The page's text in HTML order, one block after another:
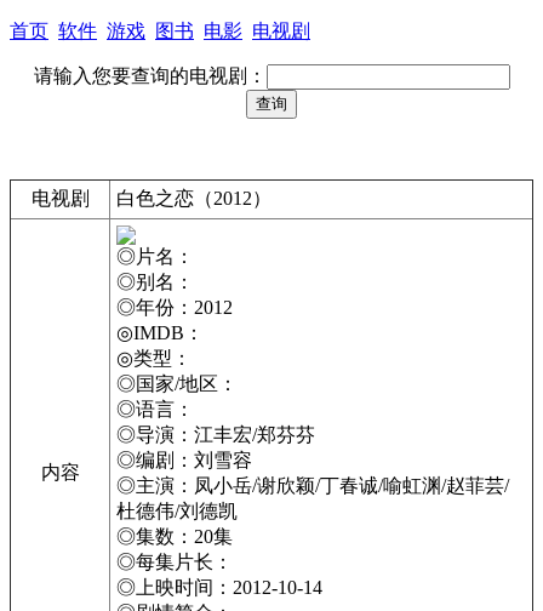
首页 软件 游戏 图书 电影 电视剧
请输入您要查询的电视剧：
电视剧 白色之恋（2012）
内容
◎片名：
◎别名：
◎年份：2012
◎IMDB：
◎类型：
◎国家/地区：
◎语言：
◎导演：江丰宏/郑芬芬
◎编剧：刘雪容
◎主演：凤小岳/谢欣颖/丁春诚/喻虹渊/赵菲芸/
杜德伟/刘德凯
◎集数：20集
◎每集片长：
◎上映时间：2012-10-14